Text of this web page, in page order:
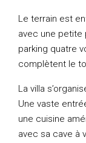
Le terrain est
avec une petite
parking quatre
complètent le
La villa
Une vaste
une cuisine
avec sa cave à